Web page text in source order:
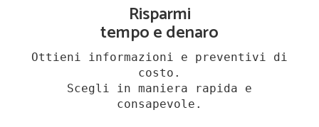
Risparmi
tempo e denaro
Ottieni informazioni e preventivi di
costo.
Scegli in maniera rapida e
consapevole.